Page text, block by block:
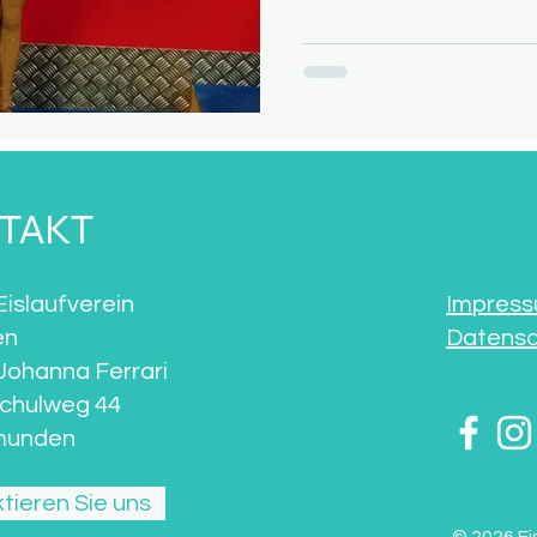
Drittplatzierte den Sprung
Ferrari
44
Sie uns